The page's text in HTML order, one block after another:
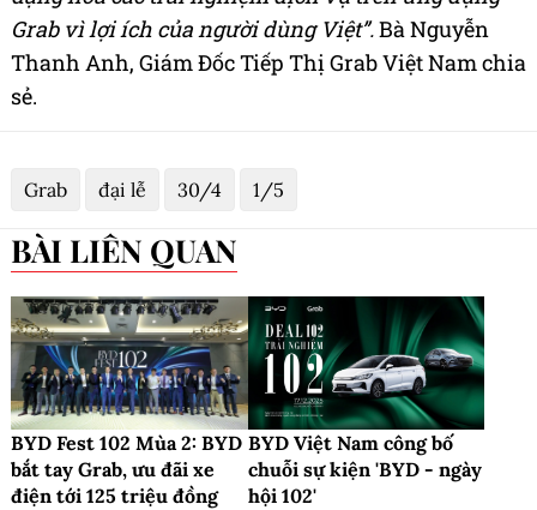
Grab vì lợi ích của người dùng Việt”.Bà Nguyễn
Thanh Anh, Giám Đốc Tiếp Thị Grab Việt Nam chia
sẻ.
Grab đại lễ 30/4 1/5
BÀI LIÊN QUAN
BYD Fest 102 Mùa 2: BYD
bắt tay Grab, ưu đãi xe
điện tới 125 triệu đồng
BYD Việt Nam công bố
chuỗi sự kiện 'BYD - ngày
hội 102'